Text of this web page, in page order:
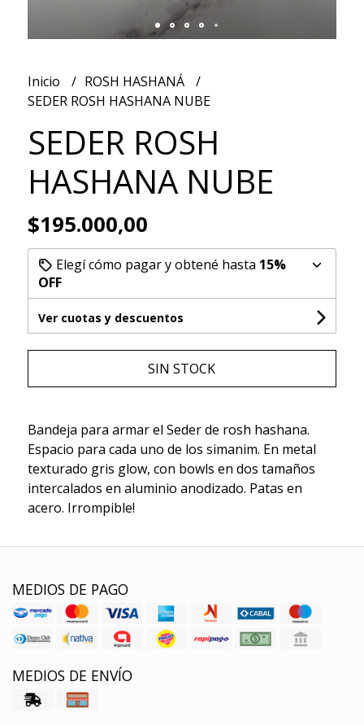
Inicio
ROSH HASHANÁ
SEDER ROSH HASHANA NUBE
SEDER ROSH
HASHANA NUBE
$195.000,00
Elegí cómo pagar y obtené hasta 15%
OFF
Ver cuotas y descuentos
SIN STOCK
Bandeja para armar el Seder de rosh hashana.
Espacio para cada uno de los simanim. En metal
texturado gris glow, con bowls en dos tamaños
intercalados en aluminio anodizado. Patas en
acero. Irrompible!
MEDIOS DE PAGO
MEDIOS DE ENVÍO